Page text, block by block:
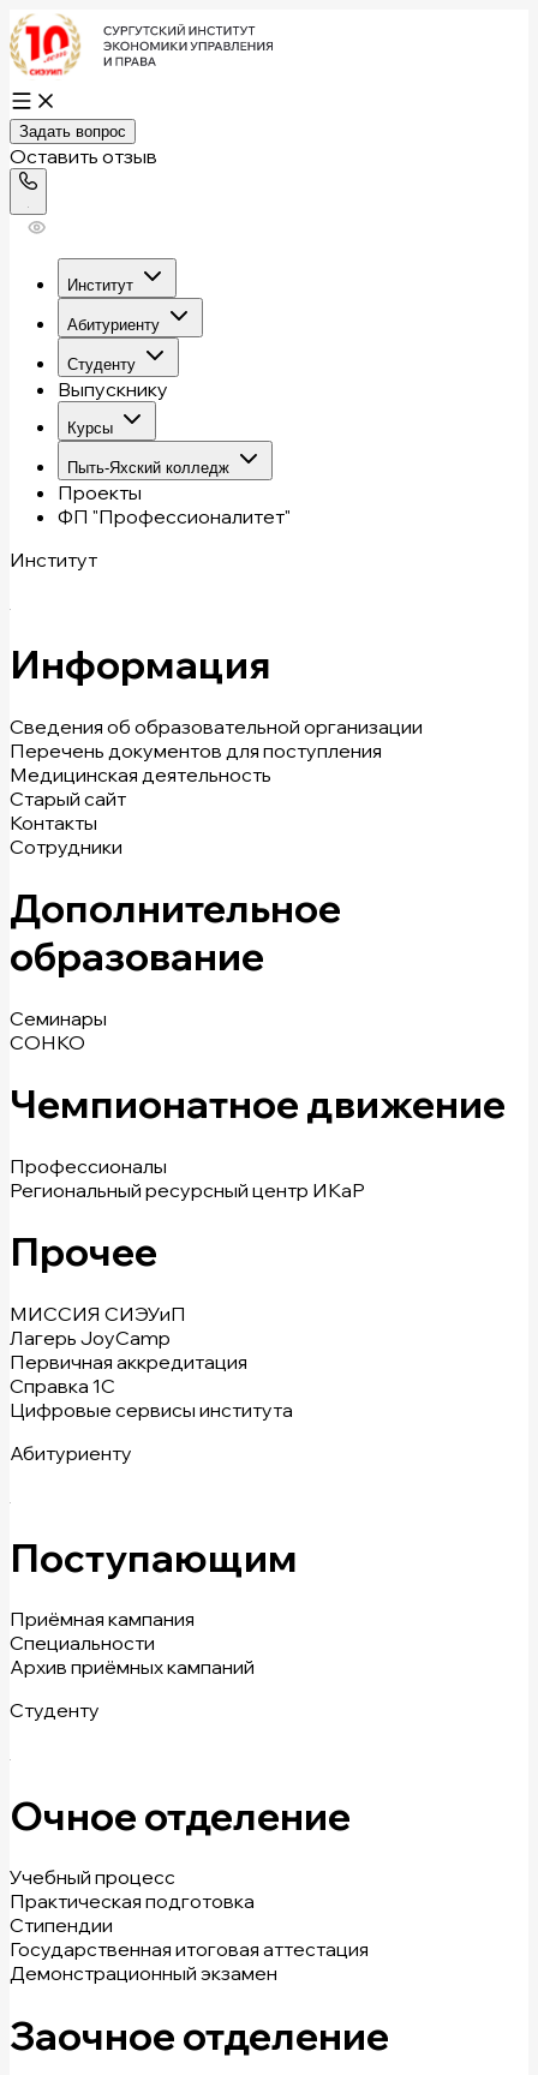
Задать вопрос
Оставить отзыв
Институт
Абитуриенту
Студенту
Выпускнику
Курсы
Пыть-Яхский колледж
Проекты
ФП "Профессионалитет"
Институт
Информация
Сведения об образовательной организации
Перечень документов для поступления
Медицинская деятельность
Старый сайт
Контакты
Сотрудники
Дополнительное
образование
Семинары
СОНКО
Чемпионатное движение
Профессионалы
Региональный ресурсный центр ИКаР
Прочее
МИССИЯ СИЭУиП
Лагерь JoyCamp
Первичная аккредитация
Справка 1С
Цифровые сервисы института
Абитуриенту
Поступающим
Приёмная кампания
Специальности
Архив приёмных кампаний
Студенту
Очное отделение
Учебный процесс
Практическая подготовка
Стипендии
Государственная итоговая аттестация
Демонстрационный экзамен
Заочное отделение